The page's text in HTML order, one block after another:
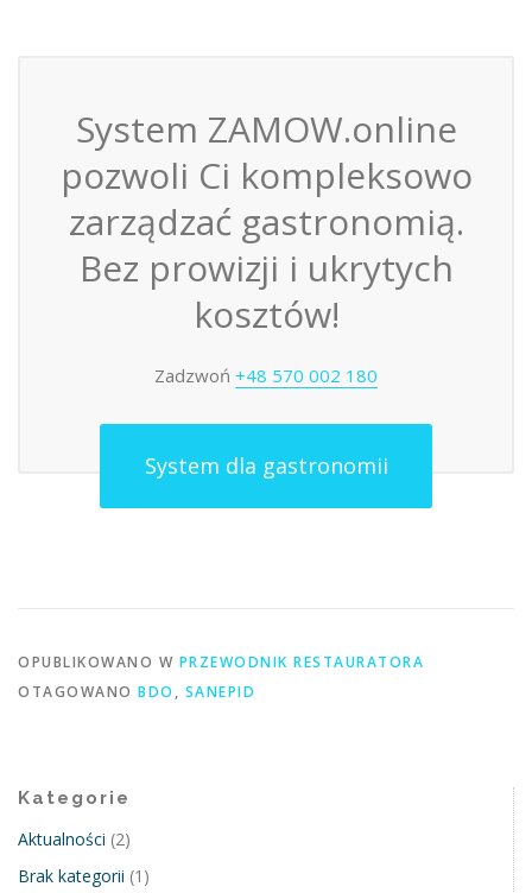
System ZAMOW.online
pozwoli Ci kompleksowo
zarządzać gastronomią.
Bez prowizji i ukrytych
kosztów!
Zadzwoń +48 570 002 180
System dla gastronomii
OPUBLIKOWANO W PRZEWODNIK RESTAURATORA
OTAGOWANO BDO , SANEPID
Kategorie
Aktualności (2)
Brak kategorii (1)